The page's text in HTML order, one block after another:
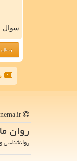
سوال:
روان ما
روانشناسی